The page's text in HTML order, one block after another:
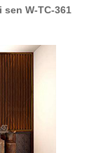
W-TC-361